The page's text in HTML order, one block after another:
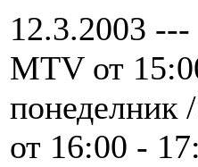
12.3.2003
MTV от
понеделник
от 16:00 -